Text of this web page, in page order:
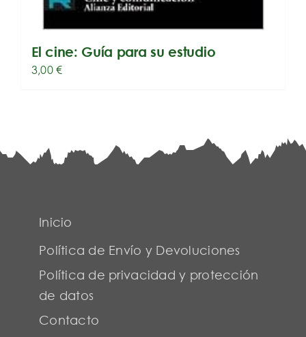
El cine: Guía para su estudio
3,00€
Inicio
Política de Envío y Devoluciones
Política de privacidad y protección
de datos
Contacto